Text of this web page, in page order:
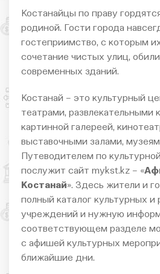
Костанайцы по праву
родиной. Гости города
гостеприимство, с которым
сочетание чистых улиц,
современных зданий.
Костанай – это культурный
театрами, развлекательными
картинной галереей,
выставочными залами,
Путеводителем по
послужит сайт mykst.kz – «
Костанай». Здесь жители и
полный каталог культурных и
учреждений и нужную
соответствующем разделе
с афишей культурных
ближайшие дни.